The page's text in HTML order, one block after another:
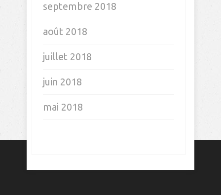
septembre 2018
août 2018
juillet 2018
juin 2018
mai 2018